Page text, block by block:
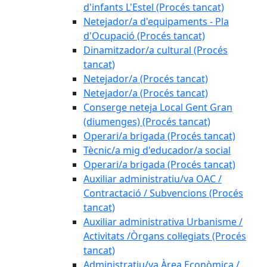
d'infants L'Estel (Procés tancat)
Netejador/a d'equipaments - Pla
d'Ocupació (Procés tancat)
Dinamitzador/a cultural (Procés
tancat)
Netejador/a (Procés tancat)
Netejador/a (Procés tancat)
Conserge neteja Local Gent Gran
(diumenges) (Procés tancat)
Operari/a brigada (Procés tancat)
Tècnic/a mig d'educador/a social
Operari/a brigada (Procés tancat)
Auxiliar administratiu/va OAC /
Contractació / Subvencions (Procés
tancat)
Auxiliar administrativa Urbanisme /
Activitats /Òrgans col·legiats (Procés
tancat)